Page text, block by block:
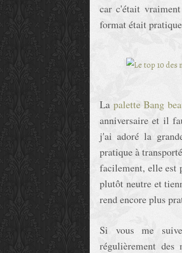
car c'était
format était
La palette Bang
anniversaire et il
j'ai adoré la
pratique à
facilement, elle est
plutôt neutre et
rend encore plus
Si vous me
régulièrement